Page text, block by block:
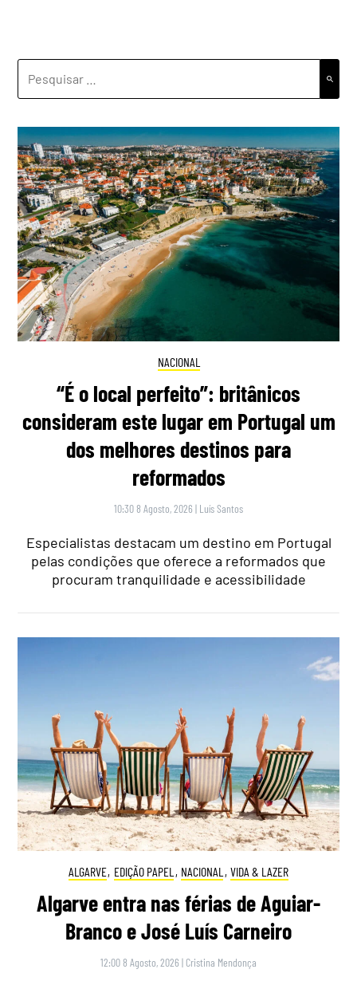
NACIONAL
“É o local perfeito”: britânicos
consideram este lugar em Portugal um
dos melhores destinos para
reformados
10:30 8 Agosto, 2026 | Luís Santos
Especialistas destacam um destino em Portugal
pelas condições que oferece a reformados que
procuram tranquilidade e acessibilidade
ALGARVE, EDIÇÃO PAPEL , NACIONAL , VIDA & LAZER
Algarve entra nas férias de Aguiar-
Branco e José Luís Carneiro
12:00 8 Agosto, 2026 | Cristina Mendonça